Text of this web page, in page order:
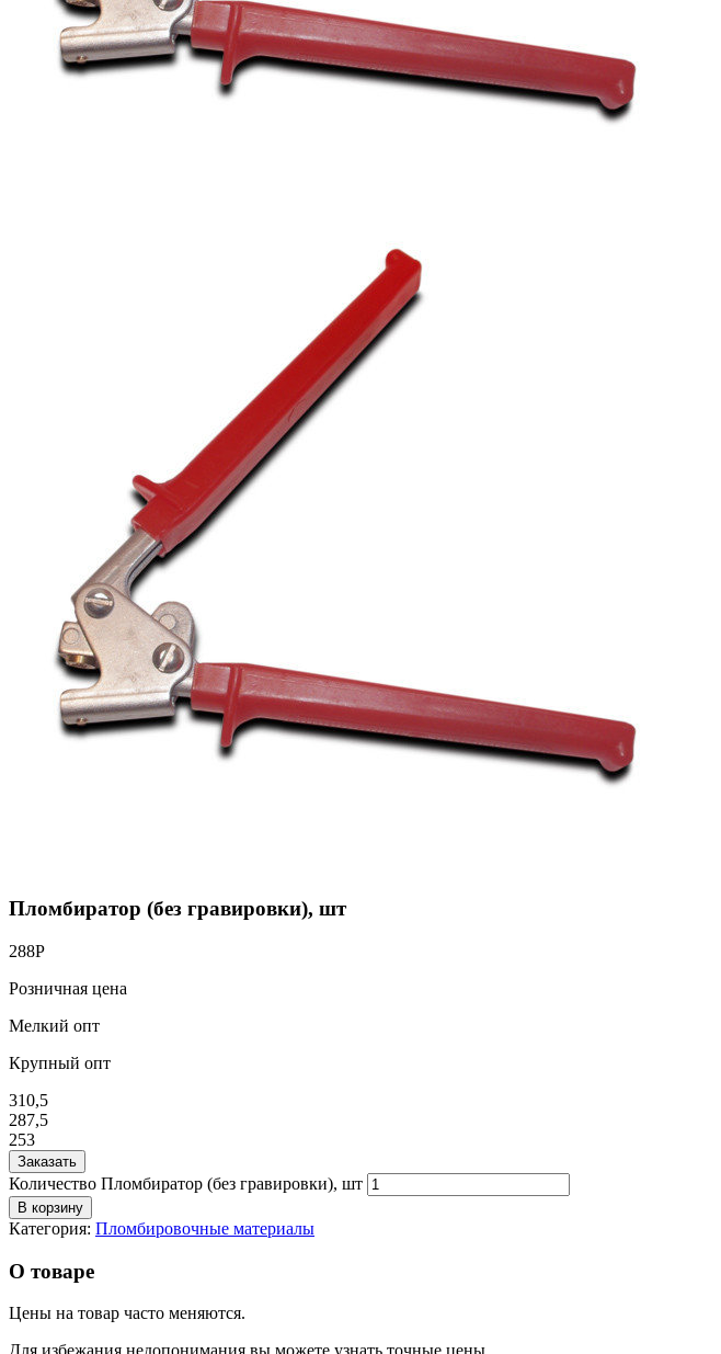
Пломбиратор (без гравировки), шт
288Р
Розничная цена
Мелкий опт
Крупный опт
310,5
287,5
253
Заказать
Количество Пломбиратор (без гравировки), шт
В корзину
Категория: Пломбировочные материалы
О товаре
Цены на товар часто меняются.